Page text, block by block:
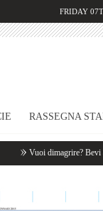
FRIDAY
RASSEGNA
Vuoi dimagrire? Bevi